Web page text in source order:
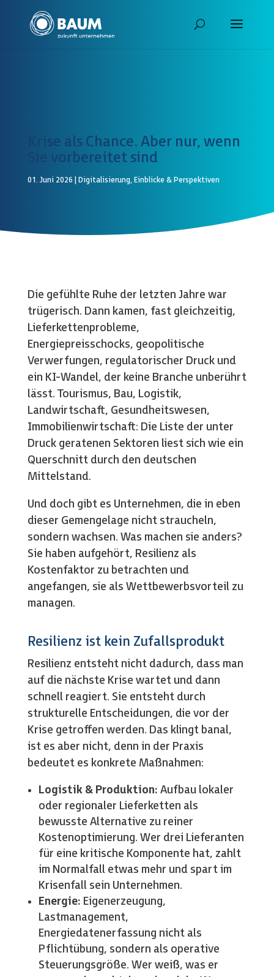
Krise als Chance. Aber nur, wenn
Sie vorbereitet sind
01. Juni 2026 Digitalisierung, Einblicke & Perspektiven
Die gefühlte Ruhe der letzten Jahre war
trügerisch. Dann kamen, fast gleichzeitig,
Lieferkettenprobleme,
Energiepreisschocks, geopolitische
Verwerfungen, regulatorischer Druck und
ein KI-Wandel, der keine Branche unberührt
lässt. Tourismus, Bau, Logistik,
Landwirtschaft, Gesundheitswesen,
Immobilienwirtschaft: Die Liste der unter
Druck geratenen Sektoren liest sich wie ein
Querschnitt durch den deutschen
Mittelstand.
Und doch gibt es Unternehmen, die in eben
dieser Gemengelage nicht straucheln,
sondern wachsen. Was machen sie anders?
Sie haben aufgehört, Resilienz als
Kostenfaktor zu betrachten und
angefangen, sie als Wettbewerbsvorteil zu
managen.
Resilienz ist kein Zufallsprodukt
Resilienz entsteht nicht dadurch, dass man
auf die nächste Krise wartet und dann
schnell reagiert. Sie entsteht durch
strukturelle Entscheidungen, die vor der
Krise getroffen werden. Das klingt banal,
ist es aber nicht, denn in der Praxis
bedeutet es konkrete Maßnahmen:
Logistik & Produktion: Aufbau lokaler
oder regionaler Lieferketten als
bewusste Alternative zu reiner
Kostenoptimierung. Wer drei Lieferanten
für eine kritische Komponente hat, zahlt
im Normalfall etwas mehr und spart im
Krisenfall sein Unternehmen.
Energie: Eigenerzeugung,
Lastmanagement,
Energiedatenerfassung nicht als
Pflichtübung, sondern als operative
Steuerungsgröße. Wer weiß, was er